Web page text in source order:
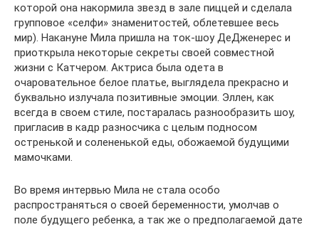
которой она накормила звезд в зале пиццей и сделала
групповое «селфи» знаменитостей, облетевшее весь
мир). Накануне Мила пришла на ток-шоу ДеДженерес и
приоткрыла некоторые секреты своей совместной
жизни с Катчером. Актриса была одета в
очаровательное белое платье, выглядела прекрасно и
буквально излучала позитивные эмоции. Эллен, как
всегда в своем стиле, постаралась разнообразить шоу,
пригласив в кадр разносчика с целым подносом
остренькой и солененькой еды, обожаемой будущими
мамочками.
Во время интервью Мила не стала особо
распространяться о своей беременности, умолчав о
поле будущего ребенка, а так же о предполагаемой дате